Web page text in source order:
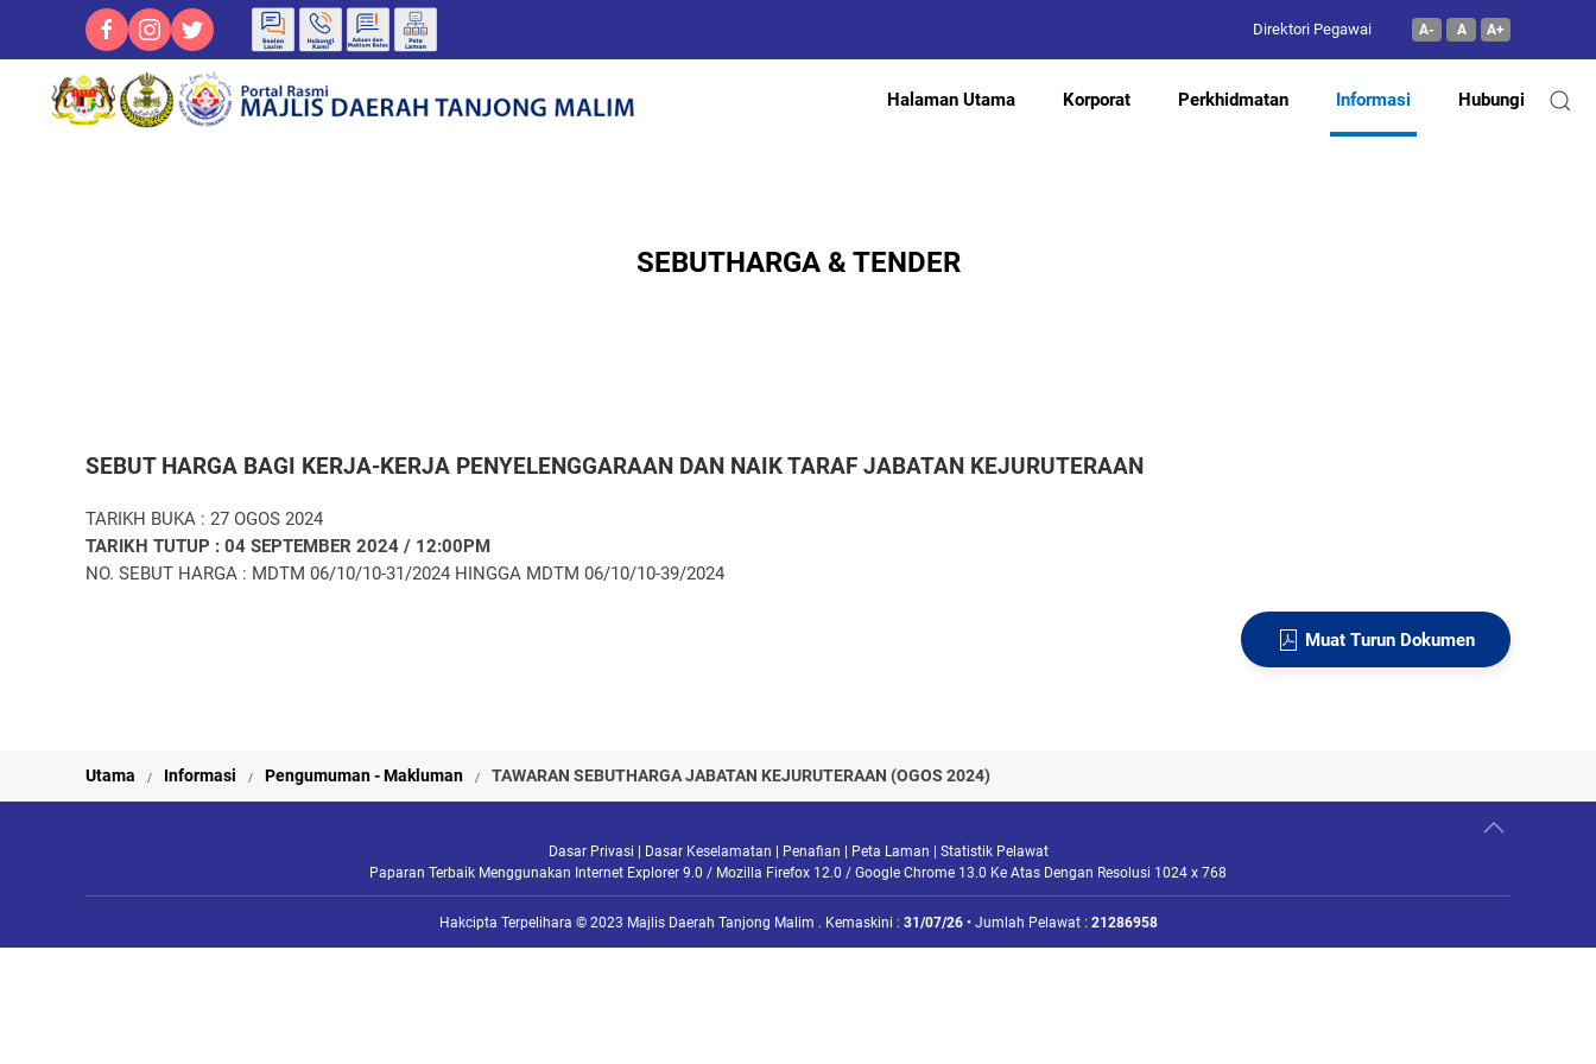
Direktori Pegawai A- A A+
Halaman Utama Korporat Perkhidmatan Informasi Hubungi
SEBUTHARGA & TENDER
SEBUT HARGA BAGI KERJA-KERJA PENYELENGGARAAN DAN NAIK TARAF JABATAN KEJURUTERAAN
TARIKH BUKA : 27 OGOS 2024
TARIKH TUTUP : 04 SEPTEMBER 2024 / 12:00PM
NO. SEBUT HARGA : MDTM 06/10/10-31/2024 HINGGA MDTM 06/10/10-39/2024
Muat Turun Dokumen
Utama Informasi Pengumuman - Makluman TAWARAN SEBUTHARGA JABATAN KEJURUTERAAN (OGOS 2024)
Dasar Privasi Dasar Keselamatan Penafian Peta Laman
Statistik Pelawat
Paparan Terbaik Menggunakan Internet Explorer 9.0 / Mozilla Firefox 12.0 / Google Chrome 13.0 Ke Atas Dengan Resolusi 1024 x 768
Hakcipta Terpelihara © 2023 Majlis Daerah Tanjong Malim . Kemaskini : 31/07/26• Jumlah Pelawat : 21286958